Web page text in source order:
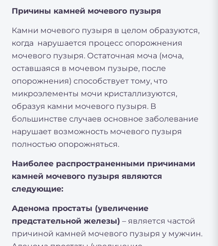
Причины камней мочевого пузыря
Камни мочевого пузыря в целом образуются,
когда нарушается процесс опорожнения
мочевого пузыря. Остаточная моча (моча,
оставшаяся в мочевом пузыре, после
опорожнения) способствует тому, что
микроэлементы мочи кристаллизуются,
образуя камни мочевого пузыря. В
большинстве случаев основное заболевание
нарушает возможность мочевого пузыря
полностью опорожняться.
Наиболее распространенными причинами
камней мочевого пузыря являются
следующие:
Аденома простаты (увеличение
предстательной железы) – является частой
причиной камней мочевого пузыря у мужчин.